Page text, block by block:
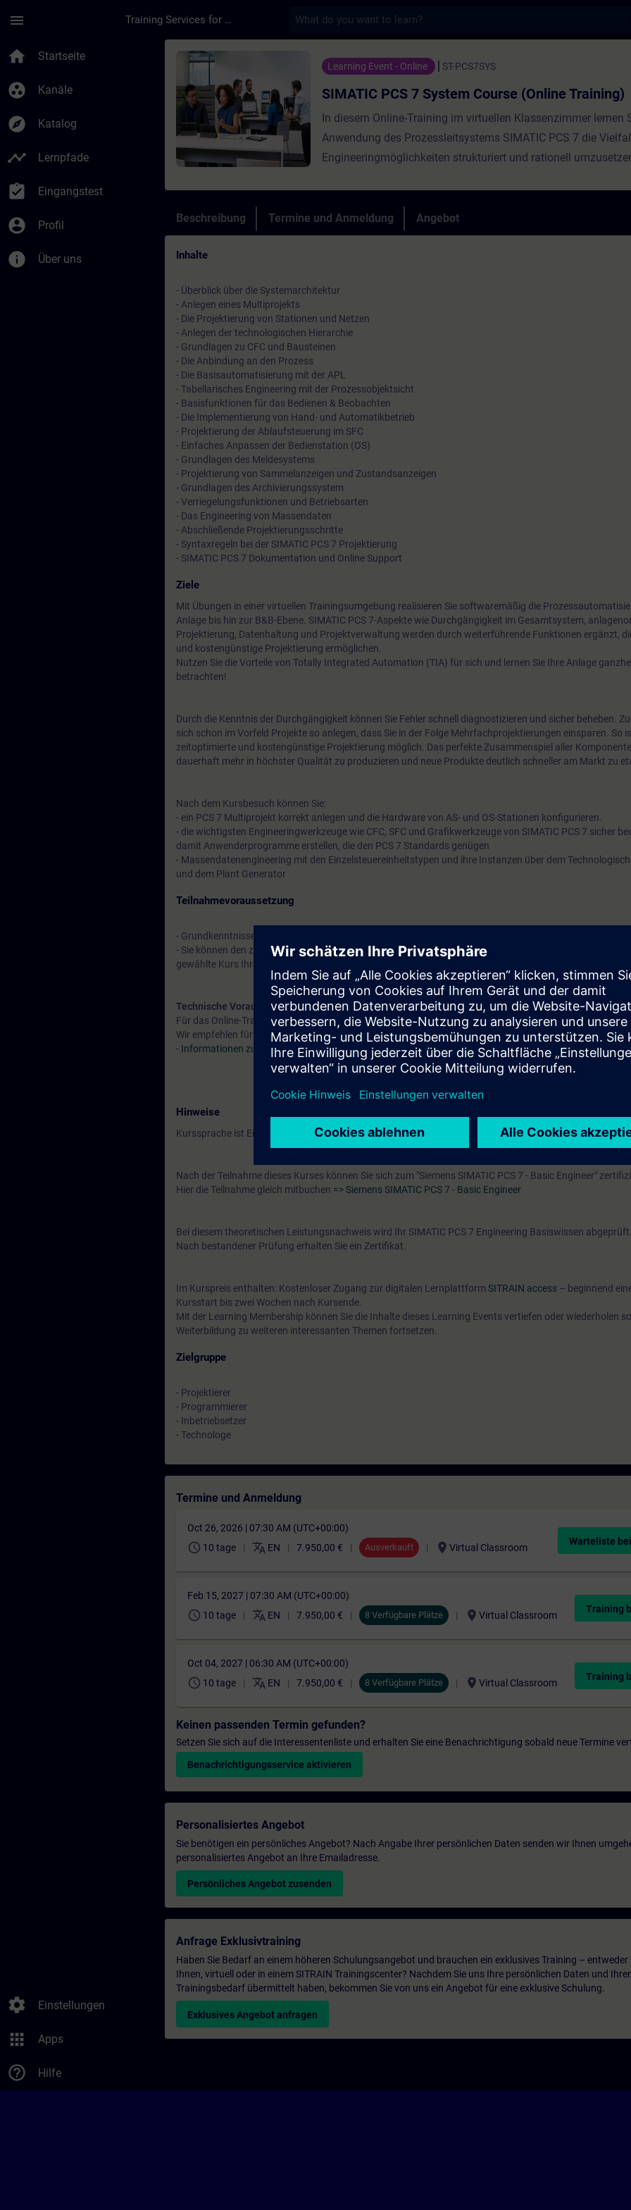
menu Training Services for Digital Industries
home Startseite
group_work Kanäle
explore Katalog
timeline Lernpfade
assignment_turned_in Eingangstest
account_circle Profil
info Über uns
settings Einstellungen
apps Apps
help_outline Hilfe
Kurs - SIMATIC PCS 7 System Course (Online Training) -
Learning Event - Online ST-PCS7SYS
SIMATIC PCS 7 System Course (Online Training)
In diesem Online-Training im virtuellen Klassenzimmer lernen
Anwendung des Prozessleitsystems SIMATIC PCS 7 die
Engineeringmöglichkeiten strukturiert und rationell
Beschreibung Termine und Anmeldung Angebot
Inhalte
- Überblick über die Systemarchitektur
- Anlegen eines Multiprojekts
- Die Projektierung von Stationen und Netzen
- Anlegen der technologischen Hierarchie
- Grundlagen zu CFC und Bausteinen
- Die Anbindung an den Prozess
- Die Basisautomatisierung mit der APL
- Tabellarisches Engineering mit der Prozessobjektsicht
- Basisfunktionen für das Bedienen & Beobachten
- Die Implementierung von Hand- und Automatikbetrieb
- Projektierung der Ablaufsteuerung im SFC
- Einfaches Anpassen der Bedienstation (OS)
- Grundlagen des Meldesystems
- Projektierung von Sammelanzeigen und Zustandsanzeigen
- Grundlagen des Archivierungssystem
- Verriegelungsfunktionen und Betriebsarten
- Das Engineering von Massendaten
- Abschließende Projektierungsschritte
- Syntaxregeln bei der SIMATIC PCS 7 Projektierung
- SIMATIC PCS 7 Dokumentation und Online Support
Ziele
Mit Übungen in einer virtuellen Trainingsumgebung realisieren Sie softwaremäßig die
Anlage bis hin zur B&B-Ebene. SIMATIC PCS 7-Aspekte wie Durchgängigkeit im Gesamtsystem,
Projektierung, Datenhaltung und Projektverwaltung werden durch weiterführende Funktionen ergänzt,
und kostengünstige Projektierung ermöglichen.
Nutzen Sie die Vorteile von Totally Integrated Automation (TIA) für sich und lernen Sie Ihre Anlage
betrachten!
Durch die Kenntnis der Durchgängigkeit können Sie Fehler schnell diagnostizieren und sicher beheben.
sich schon im Vorfeld Projekte so anlegen, dass Sie in der Folge Mehrfachprojektierungen einsparen. So
zeitoptimierte und kostengünstige Projektierung möglich. Das perfekte Zusammenspiel aller
dauerhaft mehr in höchster Qualität zu produzieren und neue Produkte deutlich schneller am Markt zu
Nach dem Kursbesuch können Sie:
- ein PCS 7 Multiprojekt korrekt anlegen und die Hardware von AS- und OS-Stationen konfigurieren.
- die wichtigsten Engineeringwerkzeuge wie CFC, SFC und Grafikwerkzeuge von SIMATIC PCS 7 sicher
damit Anwenderprogramme erstellen, die den PCS 7 Standards genügen
- Massendatenengineering mit den Einzelsteuereinheitstypen und ihre Instanzen über dem
und dem Plant Generator
Teilnahmevoraussetzung
- Grundkenntnisse der Elektro-, Regelungs- und Steuerungstechnik sowie in der Prozessleittechnik.
- Sie können den zur Verfügung stehenden"Online-Eingangstest"nutzen, um sicherzustellen, dass der von
gewählte Kurs Ihren Kompetenzen entspricht.
Technische Voraussetzung
Für das Online-Training wird eine virtuelle Trainingsumgebung benötigt, die von uns zur Verfügung gestellt.
Wir empfehlen für die bestmöglichste Nutzung die technischen Voraussetzungen mit zu beachten.
- Informationen zu den technischen Voraussetzungen mit VLab
Hinweise
Kurssprache ist English
Nach der Teilnahme dieses Kurses können Sie sich zum "Siemens SIMATIC PCS 7 - Basic Engineer"
Hier die Teilnahme gleich mitbuchen => Siemens SIMATIC PCS 7 - Basic Engineer
Bei diesem theoretischen Leistungsnachweis wird Ihr SIMATIC PCS 7 Engineering Basiswissen abgeprüft.
Nach bestandener Prüfung erhalten Sie ein Zertifikat.
Im Kurspreis enthalten: Kostenloser Zugang zur digitalen Lernplattform SITRAIN access – beginnend
Kursstart bis zwei Wochen nach Kursende.
Mit der Learning Membership können Sie die Inhalte dieses Learning Events vertiefen oder wiederholen
Weiterbildung zu weiteren interessanten Themen fortsetzen.
Zielgruppe
- Projektierer
- Programmierer
- Inbetriebsetzer
- Technologe
Termine und Anmeldung
Oct 26, 2026 | 07:30 AM (UTC+00:00)
schedule 10 tage translate EN 7.950,00 € Ausverkauft location_on Virtual Classroom
Warteliste
Feb 15, 2027 | 07:30 AM (UTC+00:00)
schedule 10 tage translate EN 7.950,00 € 8 Verfügbare Plätze location_on Virtual Classroom
Training
Oct 04, 2027 | 06:30 AM (UTC+00:00)
schedule 10 tage translate EN 7.950,00 € 8 Verfügbare Plätze location_on Virtual Classroom
Training
Keinen passenden Termin gefunden?
Setzen Sie sich auf die Interessentenliste und erhalten Sie eine Benachrichtigung sobald neue Termine
Benachrichtigungsservice aktivieren
Personalisiertes Angebot
Sie benötigen ein persönliches Angebot? Nach Angabe Ihrer persönlichen Daten senden wir Ihnen
personalisiertes Angebot an Ihre Emailadresse.
Persönliches Angebot zusenden
Anfrage Exklusivtraining
Haben Sie Bedarf an einem höheren Schulungsangebot und brauchen ein exklusives Training – entweder
Ihnen, virtuell oder in einem SITRAIN Trainingscenter? Nachdem Sie uns Ihre persönlichen Daten und
Trainingsbedarf übermittelt haben, bekommen Sie von uns ein Angebot für eine exklusive Schulung.
Exklusives Angebot anfragen